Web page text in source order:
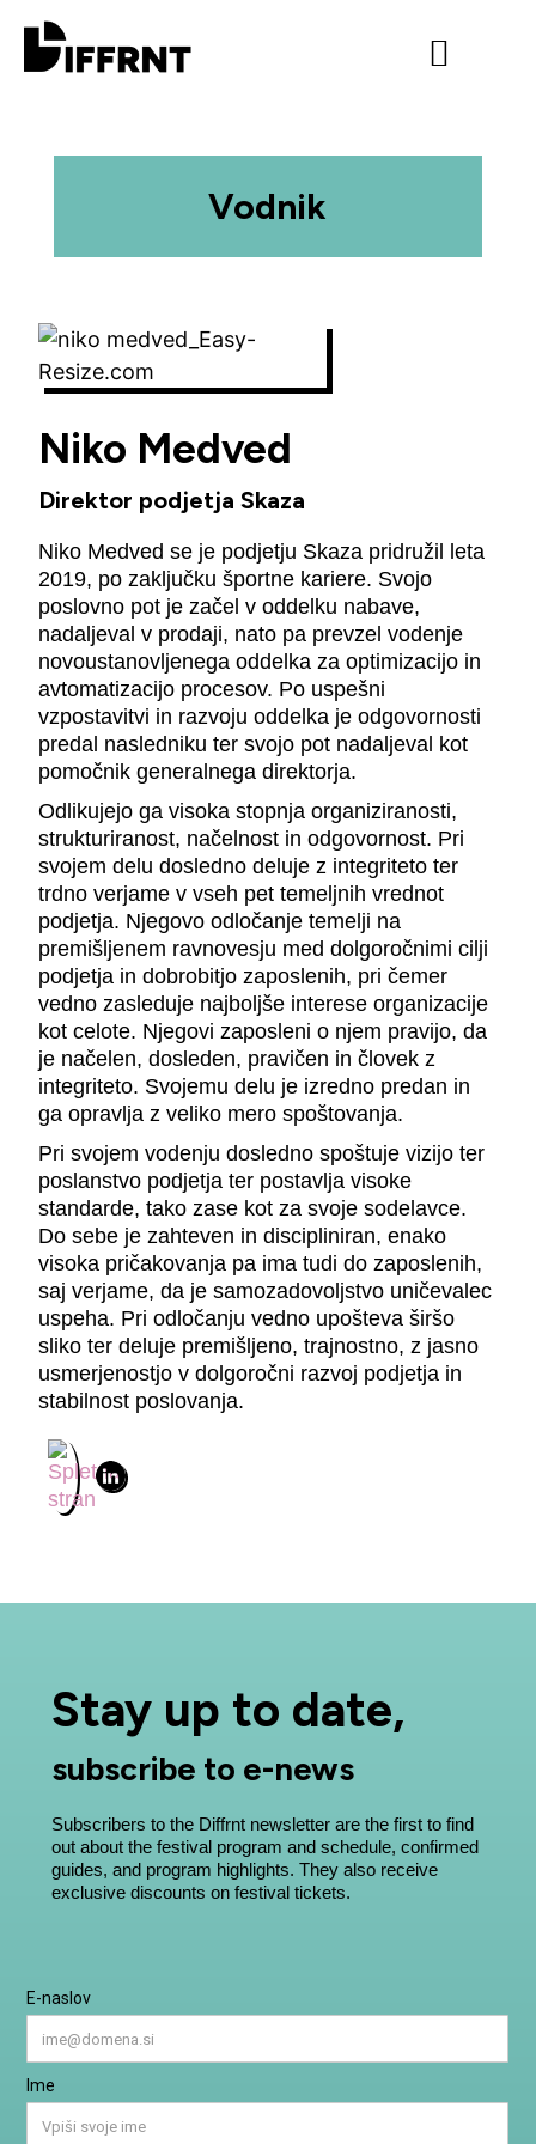
Vodnik
Niko Medved
Direktor podjetja Skaza
Niko Medved se je podjetju Skaza pridružil leta
2019, po zaključku športne kariere. Svojo
poslovno pot je začel v oddelku nabave,
nadaljeval v prodaji, nato pa prevzel vodenje
novoustanovljenega oddelka za optimizacijo in
avtomatizacijo procesov. Po uspešni
vzpostavitvi in razvoju oddelka je odgovornosti
predal nasledniku ter svojo pot nadaljeval kot
pomočnik generalnega direktorja.
Odlikujejo ga visoka stopnja organiziranosti,
strukturiranost, načelnost in odgovornost. Pri
svojem delu dosledno deluje z integriteto ter
trdno verjame v vseh pet temeljnih vrednot
podjetja. Njegovo odločanje temelji na
premišljenem ravnovesju med dolgoročnimi cilji
podjetja in dobrobitjo zaposlenih, pri čemer
vedno zasleduje najboljše interese organizacije
kot celote. Njegovi zaposleni o njem pravijo, da
je načelen, dosleden, pravičen in človek z
integriteto. Svojemu delu je izredno predan in
ga opravlja z veliko mero spoštovanja.
Pri svojem vodenju dosledno spoštuje vizijo ter
poslanstvo podjetja ter postavlja visoke
standarde, tako zase kot za svoje sodelavce.
Do sebe je zahteven in discipliniran, enako
visoka pričakovanja pa ima tudi do zaposlenih,
saj verjame, da je samozadovoljstvo uničevalec
uspeha. Pri odločanju vedno upošteva širšo
sliko ter deluje premišljeno, trajnostno, z jasno
usmerjenostjo v dolgoročni razvoj podjetja in
stabilnost poslovanja.
Stay up to date,
subscribe to e-news
Subscribers to the Diffrnt newsletter are the first to find
out about the festival program and schedule, confirmed
guides, and program highlights. They also receive
exclusive discounts on festival tickets.